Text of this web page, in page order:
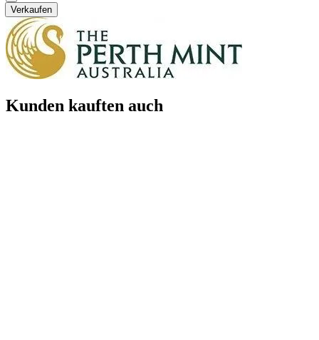
Verkaufen
Kunden kauften auch